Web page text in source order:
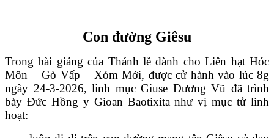
Con đường Giêsu
Trong bài giảng của Thánh lễ dành cho Liên hạt Hóc
Môn – Gò Vấp – Xóm Mới, được cử hành vào lúc 8g
ngày 24-3-2026, linh mục Giuse Dương Vũ đã trình
bày Đức Hồng y Gioan Baotixita như vị mục tử linh
hoạt: